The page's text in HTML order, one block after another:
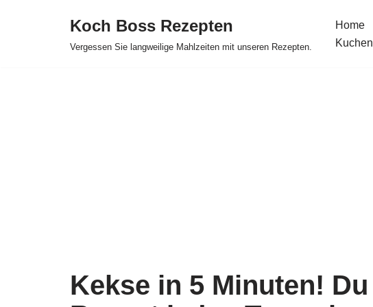
Koch Boss Rezepten
Vergessen Sie langweilige Mahlzeiten mit unseren Rezepten.
Home
Kekse in 5 Minuten!